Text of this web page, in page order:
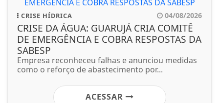
CRISE HÍDRICA 04/08/2026
CRISE DA ÁGUA: GUARUJÁ CRIA COMITÊ
DE EMERGÊNCIA E COBRA RESPOSTAS DA
SABESP
Empresa reconheceu falhas e anunciou medidas
como o reforço de abastecimento por...
ACESSAR